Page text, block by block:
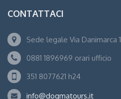
CONTATTACI
Sede legale Via Danimarca
0881 1896969 orari ufficio
351 8077621 h24
info@dogmatours.it